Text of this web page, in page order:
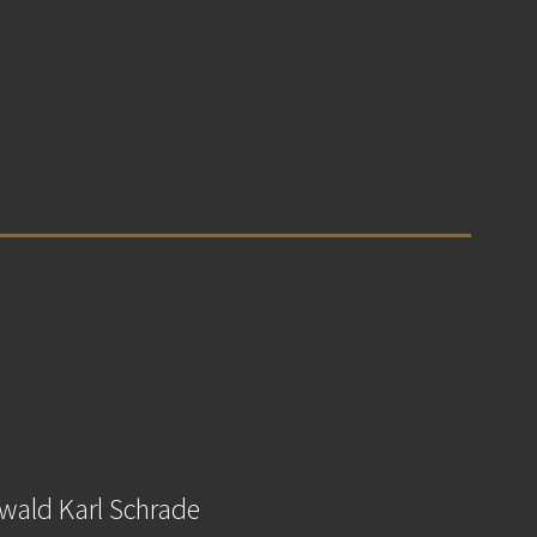
Karl Schrade